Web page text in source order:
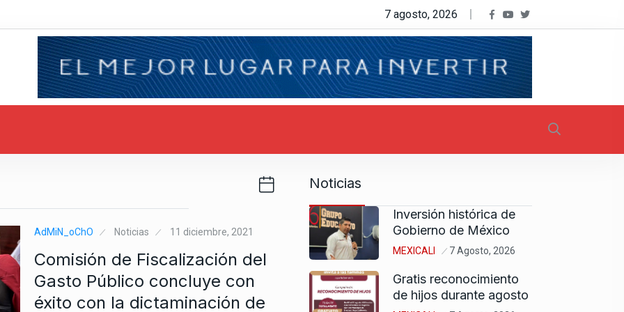
7 agosto, 2026
AdMiN_oChO Noticias 11 diciembre, 2021
Comisión de Fiscalización del
Gasto Público concluye con
éxito con la dictaminación de
Noticias
Inversión histórica de
Gobierno de México
MEXICALI 7 Agosto, 2026
Gratis reconocimiento
de hijos durante agosto